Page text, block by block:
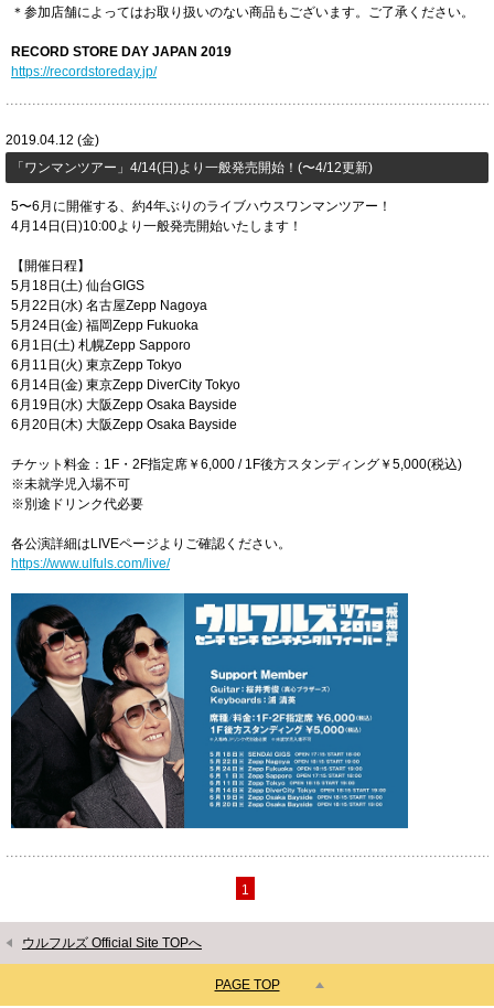
＊参加店舗によってはお取り扱いのない商品もございます。ご了承ください。
RECORD STORE DAY JAPAN 2019
https://recordstoreday.jp/
2019.04.12 (金)
​「ワンマンツアー」4/14(日)より一般発売開始！(〜4/12更新)
5〜6月に開催する、約4年ぶりのライブハウスワンマンツアー！
4月14日(日)10:00より一般発売開始いたします！
【開催日程】
5月18日(土) 仙台GIGS
5月22日(水) 名古屋Zepp Nagoya
5月24日(金) 福岡Zepp Fukuoka
6月1日(土) 札幌Zepp Sapporo
6月11日(火) 東京Zepp Tokyo
6月14日(金) 東京Zepp DiverCity Tokyo
6月19日(水) 大阪Zepp Osaka Bayside
6月20日(木) 大阪Zepp Osaka Bayside
チケット料金：1F・2F指定席￥6,000 / 1F後方スタンディング￥5,000(税込)
※未就学児入場不可
※別途ドリンク代必要
各公演詳細はLIVEページよりご確認ください。
https://www.ulfuls.com/live/
1
ウルフルズ Official Site TOPへ
PAGE TOP